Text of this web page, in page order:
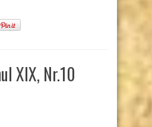
XIX, Nr.10